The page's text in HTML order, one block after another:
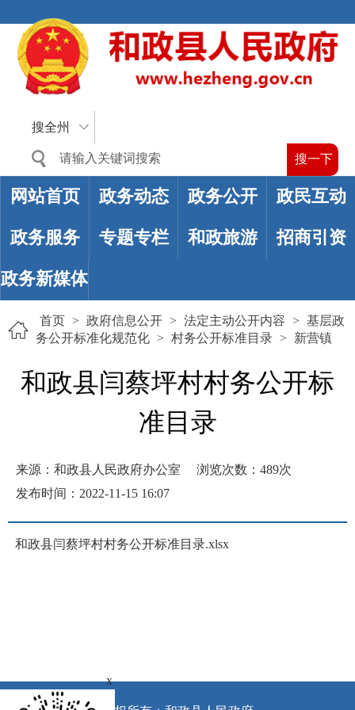
搜全州
网站首页 政务动态 政务公开 政民互动
政务服务 专题专栏 和政旅游 招商引资
政务新媒体
首页 > 政府信息公开 > 法定主动公开内容 > 基层政
务公开标准化规范化 > 村务公开标准目录 > 新营镇
和政县闫蔡坪村村务公开标
准目录
来源：和政县人民政府办公室 浏览次数： 489次
发布时间：2022-11-15 16:07
和政县闫蔡坪村村务公开标准目录.xlsx
x